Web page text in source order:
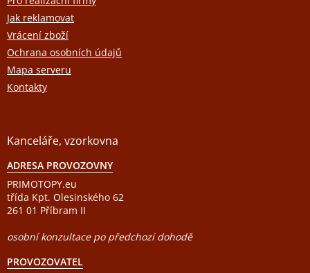
Jak reklamovat
Vrácení zboží
Ochrana osobních údajů
Mapa serveru
Kontakty
Kanceláře, vzorkovna
ADRESA PROVOZOVNY
PRIMOTOPY.eu
třída Kpt. Olesinského 62
261 01 Příbram II
osobní konzultace po předchozí dohodě
PROVOZOVATEL